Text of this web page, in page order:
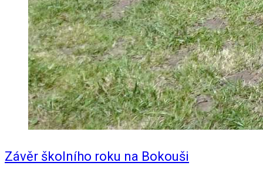
Závěr školního roku na Bokouši